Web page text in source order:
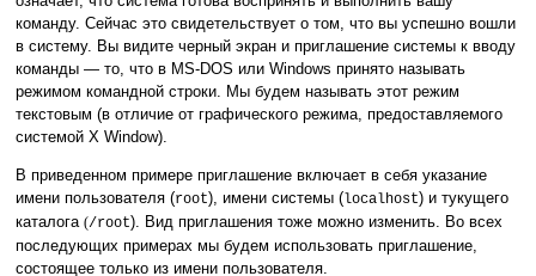
команду. Сейчас это свидетельствует о том, что вы успешно вошли
в систему. Вы видите черный экран и приглашение системы к вводу
команды — то, что в MS-DOS или Windows принято называть
режимом командной строки. Мы будем называть этот режим
текстовым (в отличие от графического режима, предоставляемого
системой X Window).
В приведенном примере приглашение включает в себя указание
имени пользователя (root), имени системы (localhost) и тукущего
каталога (/root). Вид приглашения тоже можно изменить. Во всех
последующих примерах мы будем использовать приглашение,
состоящее только из имени пользователя.